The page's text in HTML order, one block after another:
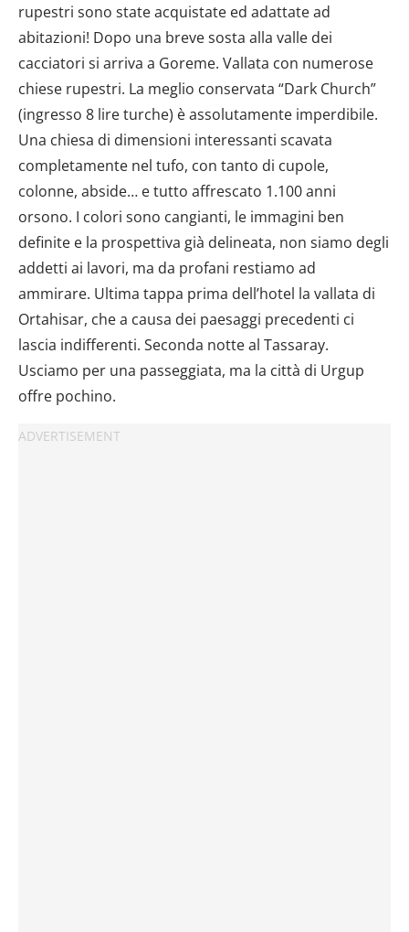
rupestri sono state acquistate ed adattate ad
abitazioni! Dopo una breve sosta alla valle dei
cacciatori si arriva a Goreme. Vallata con numerose
chiese rupestri. La meglio conservata “Dark Church”
(ingresso 8 lire turche) è assolutamente imperdibile.
Una chiesa di dimensioni interessanti scavata
completamente nel tufo, con tanto di cupole,
colonne, abside… e tutto affrescato 1.100 anni
orsono. I colori sono cangianti, le immagini ben
definite e la prospettiva già delineata, non siamo degli
addetti ai lavori, ma da profani restiamo ad
ammirare. Ultima tappa prima dell’hotel la vallata di
Ortahisar, che a causa dei paesaggi precedenti ci
lascia indifferenti. Seconda notte al Tassaray.
Usciamo per una passeggiata, ma la città di Urgup
offre pochino.